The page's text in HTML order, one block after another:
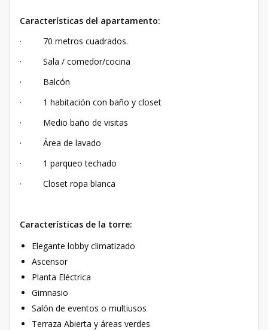
Características del apartamento:
· 70 metros cuadrados.
· Sala / comedor/cocina
· Balcón
· 1 habitación con baño y closet
· Medio baño de visitas
· Área de lavado
· 1 parqueo techado
· Closet ropa blanca
Características de la torre:
Elegante lobby climatizado
Ascensor
Planta Eléctrica
Gimnasio
Salón de eventos o multiusos
Terraza Abierta y áreas verdes